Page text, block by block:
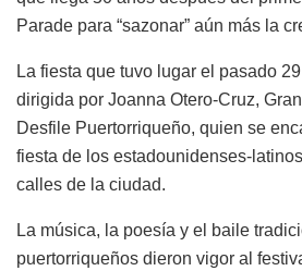
Parade para “sazonar” aún más la
La fiesta que tuvo lugar el pasado
dirigida por Joanna Otero-Cruz,
Desfile Puertorriqueño, quien se
fiesta de los estadounidenses-
calles de la ciudad.
La música, la poesía y el baile
puertorriqueños dieron vigor al